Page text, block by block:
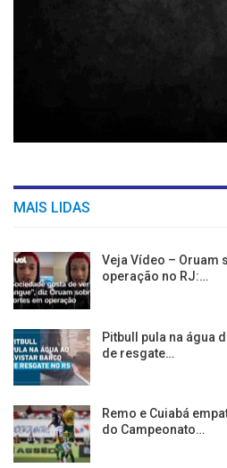
MAIS LIDAS
Veja Vídeo – Oruam
operação no RJ:…
Pitbull pula na água
de resgate…
Remo e Cuiabá
do Campeonato…